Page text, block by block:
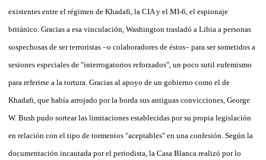
existentes entre el régimen de Khadafi, la CIA y el MI-6, el espionaje
británico. Gracias a esa vinculación, Washington trasladó a Libia a personas
sospechosas de ser terroristas –o colaboradores de éstos– para ser sometidos a
sesiones especiales de "interrogatorios reforzados", un poco sutil eufemismo
para referirse a la tortura. Gracias al apoyo de un gobierno como el de
Khadafi, que había arrojado por la borda sus antiguas convicciones, George
W. Bush pudo sortear las limitaciones establecidas por su propia legislación
en relación con el tipo de tormentos "aceptables" en una confesión. Según la
documentación incautada por el periodista, la Casa Blanca realizó por lo